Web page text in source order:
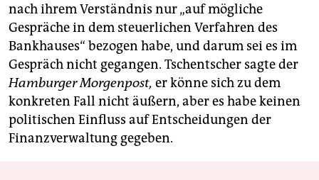
nach ihrem Verständnis nur „auf mögliche
Gespräche in dem steuerlichen Verfahren des
Bankhauses“ bezogen habe, und darum sei es im
Gespräch nicht gegangen. Tschentscher sagte der
Hamburger Morgenpost, er könne sich zu dem
konkreten Fall nicht äußern, aber es habe keinen
politischen Einfluss auf Entscheidungen der
Finanzverwaltung gegeben.